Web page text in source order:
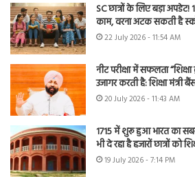
SC छात्रों के लिए बड़ा
काम, वरना अटक सकती है
22 July 2026 - 11:54 AM
नीट परीक्षा में सफलता
उजागर करती है: शिक्षा मंत्री
20 July 2026 - 11:43 AM
1715 में शुरू हुआ भारत का
भी दे रहा है हजारों छात्रों को
19 July 2026 - 7:14 PM